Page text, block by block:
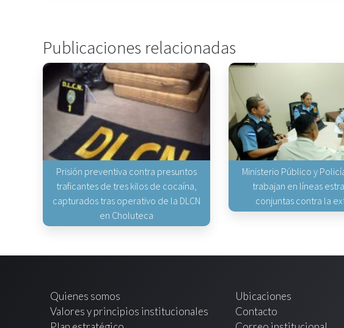
Publicaciones relacionadas
Prisión preventiva contra presuntos
traficantes de tres kilos de cocaína,
capturados tras operativo de la DLCN
en Choluteca
Ministerio Público y
trabajan en líneas
conjuntas contra la
Quienes somos
Valores y principios institucionales
Ubicaciones
Contacto